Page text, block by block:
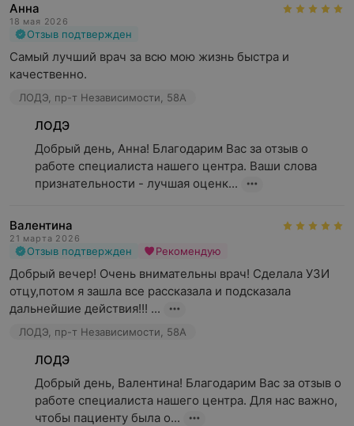
Анна
18 мая 2026
Отзыв подтвержден
Самый лучший врач за всю мою жизнь быстра и
качественно.
ЛОДЭ, пр-т Независимости, 58А
ЛОДЭ
Добрый день, Анна! Благодарим Вас за отзыв о
работе специалиста нашего центра. Ваши слова
признательности - лучшая оценк...
Валентина
21 марта 2026
Отзыв подтвержден Рекомендую
Добрый вечер! Очень внимательны врач! Сделала УЗИ
отцу,потом я зашла все рассказала и подсказала
дальнейшие действия!!! ...
ЛОДЭ, пр-т Независимости, 58А
ЛОДЭ
Добрый день, Валентина! Благодарим Вас за отзыв о
работе специалиста нашего центра. Для нас важно,
чтобы пациенту была о...